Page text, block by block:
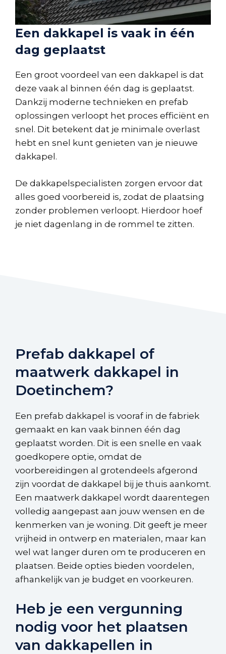
Een dakkapel is vaak in één
dag geplaatst
Een groot voordeel van een dakkapel is dat
deze vaak al binnen één dag is geplaatst.
Dankzij moderne technieken en prefab
oplossingen verloopt het proces efficiënt en
snel. Dit betekent dat je minimale overlast
hebt en snel kunt genieten van je nieuwe
dakkapel.
De dakkapelspecialisten zorgen ervoor dat
alles goed voorbereid is, zodat de plaatsing
zonder problemen verloopt. Hierdoor hoef
je niet dagenlang in de rommel te zitten.
Prefab dakkapel of
maatwerk dakkapel in
Doetinchem?
Een prefab dakkapel is vooraf in de fabriek
gemaakt en kan vaak binnen één dag
geplaatst worden. Dit is een snelle en vaak
goedkopere optie, omdat de
voorbereidingen al grotendeels afgerond
zijn voordat de dakkapel bij je thuis aankomt.
Een maatwerk dakkapel wordt daarentegen
volledig aangepast aan jouw wensen en de
kenmerken van je woning. Dit geeft je meer
vrijheid in ontwerp en materialen, maar kan
wel wat langer duren om te produceren en
plaatsen. Beide opties bieden voordelen,
afhankelijk van je budget en voorkeuren.
Heb je een vergunning
nodig voor het plaatsen
van dakkapellen in